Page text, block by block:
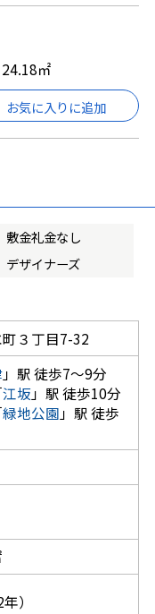
㎡
お気に入りに追加
敷金礼金なし
デザイナーズ
３丁目7-32
」駅 徒歩7～9分
江坂」駅 徒歩10分
緑地公園 」駅 徒歩
）